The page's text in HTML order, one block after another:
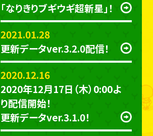
「なりきりブギウギ超新星」！
2021.01.28
更新データver.3.2.0配信！
2020.12.16
2020年12月17日（木）0:00よ
り配信開始！
更新データver.3.1.0！